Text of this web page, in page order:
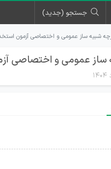
جستجو (جدید)
شبیه ساز عمومی و اختصاصی آزمون
ساز عمومی و اختصاصی